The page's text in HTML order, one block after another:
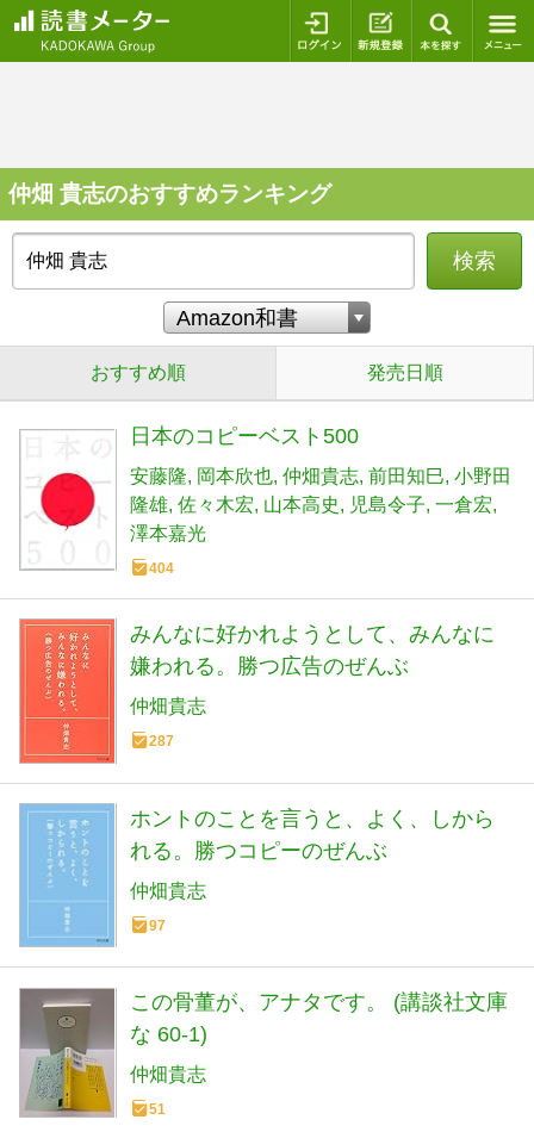
ログイン 新規登録
仲畑 貴志のおすすめランキング
検索
おすすめ順 発売日順
日本のコピーベスト500
安藤隆 岡本欣也 仲畑貴志 前田知巳 小野田
隆雄 佐々木宏 山本高史 児島令子 一倉宏
澤本嘉光
404
みんなに好かれようとして、みんなに
嫌われる。勝つ広告のぜんぶ
仲畑貴志
287
ホントのことを言うと、よく、しから
れる。勝つコピーのぜんぶ
仲畑貴志
97
この骨董が、アナタです。 (講談社文庫
な 60-1)
仲畑貴志
51